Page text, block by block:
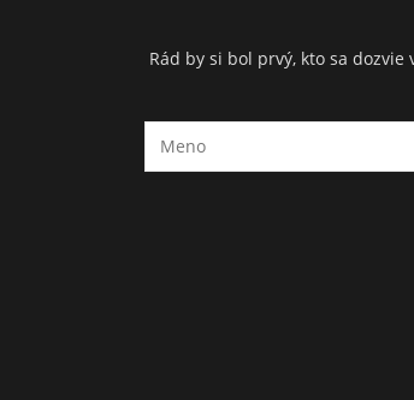
Rád by si bol prvý, kto sa